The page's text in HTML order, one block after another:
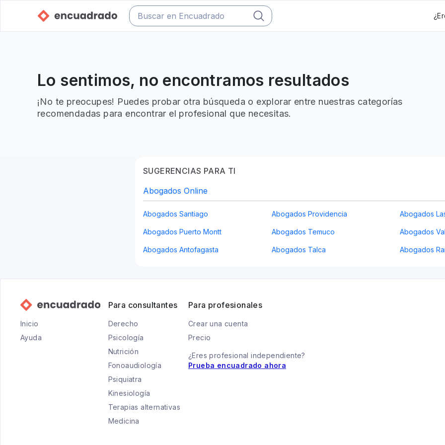
Lo sentimos, no encontramos resultados
¡No te preocupes! Puedes probar otra búsqueda o explorar entre nuestras categorías
recomendadas para encontrar el profesional que necesitas.
SUGERENCIAS PARA TI
Abogados Online
Abogados Santiago Abogados Providencia Abogados
Abogados Puerto Montt Abogados Temuco Abogados
Abogados Antofagasta Abogados Talca Abogados
Inicio
Ayuda
Para consultantes
Derecho
Psicología
Nutrición
Fonoaudiología
Psiquiatra
Kinesiología
Terapias alternativas
Medicina
Para profesionales
Crear una cuenta
Precio
¿Eres profesional independiente?
Prueba encuadrado ahora